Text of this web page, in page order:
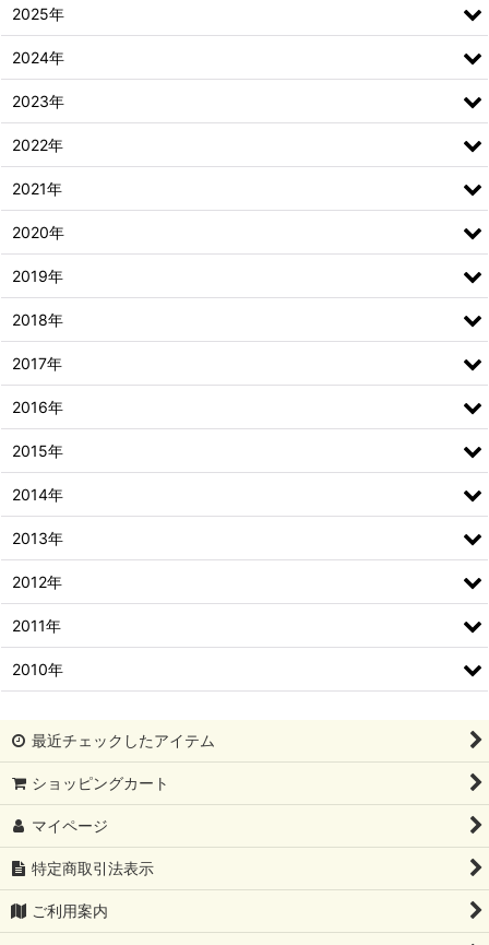
2025年
2024年
2023年
2022年
2021年
2020年
2019年
2018年
2017年
2016年
2015年
2014年
2013年
2012年
2011年
2010年
最近チェックしたアイテム
ショッピングカート
マイページ
特定商取引法表示
ご利用案内